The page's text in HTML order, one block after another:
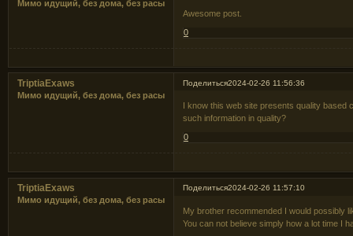
Мимо идущий, без дома, без расы
Awesome post.
0
Поделиться2024-02-26 11:56:36
TriptiaExaws
Мимо идущий, без дома, без расы
I know this web site presents quality
such information in quality?
0
Поделиться2024-02-26 11:57:10
TriptiaExaws
Мимо идущий, без дома, без расы
My brother recommended I would possibly
You can not believe simply how a lot time I